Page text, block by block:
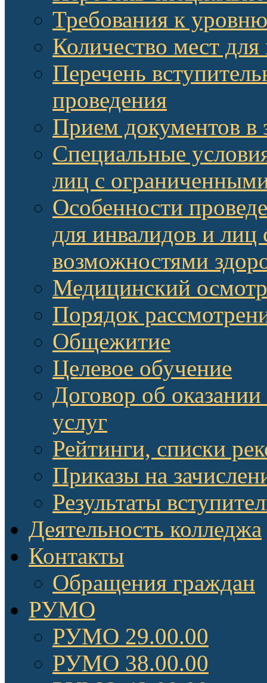
Требования к
Количество мест
Перечень
проведения
Прием документов в
Специальные
лиц с
Особенности
для инвалидов и
возможностями
Медицинский осмотр
Порядок
Общежитие
Целевое обучение
Договор об
услуг
Рейтинги, списки
Приказы на
Результаты
Деятельность колледжа
Контакты
Обращения граждан
РУМО
РУМО 29.00.00
РУМО 38.00.00